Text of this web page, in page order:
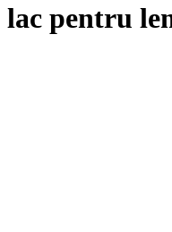
lac pentru